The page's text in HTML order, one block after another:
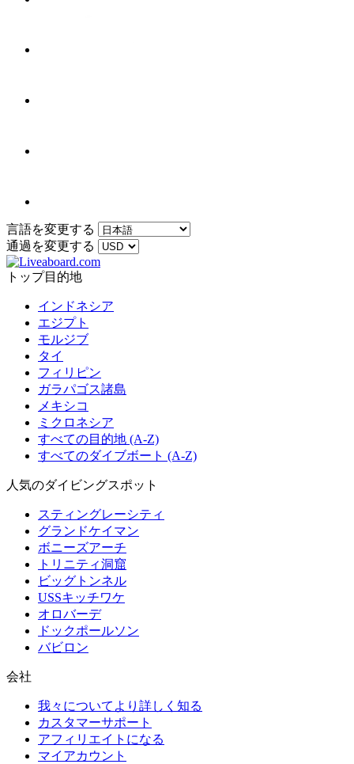
言語を変更する
通過を変更する
トップ目的地
インドネシア
エジプト
モルジブ
タイ
フィリピン
ガラパゴス諸島
メキシコ
ミクロネシア
すべての目的地 (A-Z)
すべてのダイブボート (A-Z)
人気のダイビングスポット
スティングレーシティ
グランドケイマン
ボニーズアーチ
トリニティ洞窟
ビッグトンネル
USSキッチワケ
オロバーデ
ドックポールソン
バビロン
会社
我々についてより詳しく知る
カスタマーサポート
アフィリエイトになる
マイアカウント